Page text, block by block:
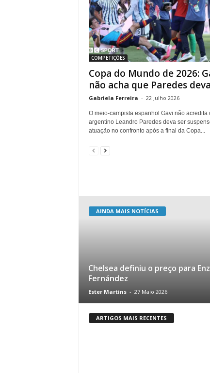
COMPETIÇÕES
Copa do Mundo de 2026:
não acha que Paredes
Gabriela Ferreira - 22 Julho 2026
O meio-campista espanhol Gavi não acredita
argentino Leandro Paredes deva ser
atuação no confronto após a final da Copa...
AINDA MAIS NOTÍCIAS
Chelsea definiu o preço para
Fernández
Ester Martins - 27 Maio 2026
ARTIGOS MAIS RECENTES